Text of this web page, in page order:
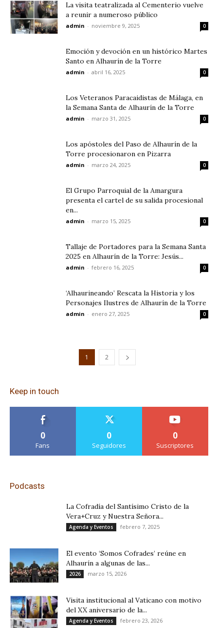
La visita teatralizada al Cementerio vuelve
a reunir a numeroso público
admin - noviembre 9, 2025 0
Emoción y devoción en un histórico Martes
Santo en Alhaurín de la Torre
admin - abril 16, 2025 0
Los Veteranos Paracaidistas de Málaga, en
la Semana Santa de Alhaurín de la Torre
admin - marzo 31, 2025 0
Los apóstoles del Paso de Alhaurín de la
Torre procesionaron en Pizarra
admin - marzo 24, 2025 0
El Grupo Parroquial de la Amargura
presenta el cartel de su salida procesional
en...
admin - marzo 15, 2025 0
Tallaje de Portadores para la Semana Santa
2025 en Alhaurín de la Torre: Jesús...
admin - febrero 16, 2025 0
‘Alhaurineando’ Rescata la Historia y los
Personajes Ilustres de Alhaurín de la Torre
admin - enero 27, 2025 0
1 2
Keep in touch
0
Fans
0
Seguidores
0
Suscriptores
Podcasts
La Cofradía del Santísimo Cristo de la
Vera+Cruz y Nuestra Señora...
Agenda y Eventos febrero 7, 2025
El evento ‘Somos Cofrades’ reúne en
Alhaurín a algunas de las...
2026 marzo 15, 2026
Visita institucional al Vaticano con motivo
del XX aniversario de la...
Agenda y Eventos febrero 23, 2026